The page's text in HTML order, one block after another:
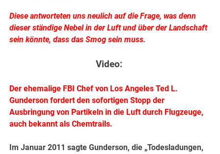
Diese antworteten uns neulich auf die Frage, was denn
dieser ständige Nebel in der Luft und über der Landschaft
sein könnte, dass das Smog sein muss.
Video:
Der ehemalige FBI Chef von Los Angeles Ted L.
Gunderson fordert den sofortigen Stopp der
Ausbringung von Partikeln in die Luft durch Flugzeuge,
auch bekannt als Chemtrails.
Im Januar 2011 sagte Gunderson, die „Todesladungen,